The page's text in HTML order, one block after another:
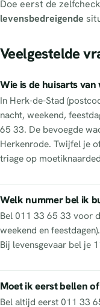
Doe eerst de
levensbedreigende
Veelgestelde
Wie is de huisarts
In Herk-de-Stad
nacht, weekend,
65 33. De bevoegde
Herkenrode. Twijfel je
triage op
Welk nummer bel ik
Bel 011 33 65 33 voor
weekend en
Bij levensgevaar bel je
Moet ik eerst bellen
Bel altijd eerst 011 33